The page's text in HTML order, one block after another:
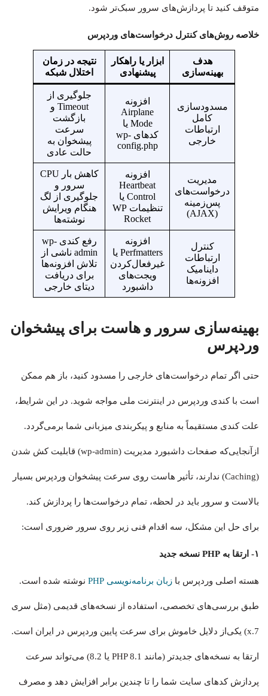
متوقف کنید تا پردازش‌های سرور سبک‌تر شود.
خلاصه روش‌های کنترل درخواست‌های وردپرس
هدف
بهینه‌سازی
ابزار یا راهکار
پیشنهادی
نتیجه در زمان
اختلال شبکه
مسدودسازی
کامل
ارتباطات
خارجی
افزونه
Airplane
Mode یا
کدهای wp-
config.php
جلوگیری از
Timeout و
بازگشت
سرعت
پیشخوان به
حالت عادی
مدیریت
درخواست‌های
پس‌زمینه
(AJAX)
افزونه
Heartbeat
Control یا
تنظیمات WP
Rocket
کاهش بار CPU
سرور و
جلوگیری از لگ
هنگام ویرایش
نوشته‌ها
کنترل
ارتباطات
داینامیک
افزونه‌ها
افزونه
Perfmatters یا
غیرفعال‌کردن
ویجت‌های
داشبورد
رفع کندی wp-
admin ناشی از
تلاش افزونه‌ها
برای دریافت
دیتای خارجی
بهینه‌سازی سرور و هاست برای پیشخوان
وردپرس
حتی اگر تمام درخواست‌های خارجی را مسدود کنید، باز هم ممکن
است با کندی وردپرس در اینترنت ملی مواجه شوید. در این شرایط،
علت کندی مستقیماً به منابع و پیکربندی میزبانی شما برمی‌گردد.
ازآنجایی‌که صفحات داشبورد مدیریت (wp-admin) قابلیت کش شدن
(Caching) ندارند، تأثیر هاست روی سرعت پیشخوان وردپرس بسیار
بالاست و سرور باید در لحظه، تمام درخواست‌ها را پردازش کند.
برای حل این مشکل، سه اقدام فنی زیر روی سرور ضروری است:
۱- ارتقا به PHP نسخه جدید
هسته اصلی وردپرس با زبان برنامه‌نویسی PHP نوشته شده است.
طبق بررسی‌های تخصصی، استفاده از نسخه‌های قدیمی (مثل سری
7.x) یکی‌از دلایل خاموش برای سرعت پایین وردپرس در ایران است.
ارتقا به نسخه‌های جدیدتر (مانند PHP 8.1 یا 8.2) می‌تواند سرعت
پردازش کدهای سایت شما را تا چندین برابر افزایش دهد و مصرف